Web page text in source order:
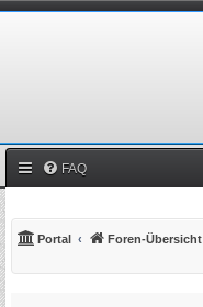
FAQ
Portal Foren-Übersicht